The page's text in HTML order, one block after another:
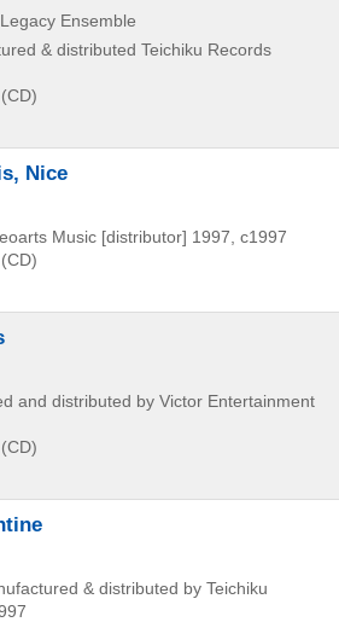
Ensemble
& distributed Teichiku Records
Nice
Music [distributor] 1997, c1997
and distributed by Victor Entertainment
& distributed by Teichiku